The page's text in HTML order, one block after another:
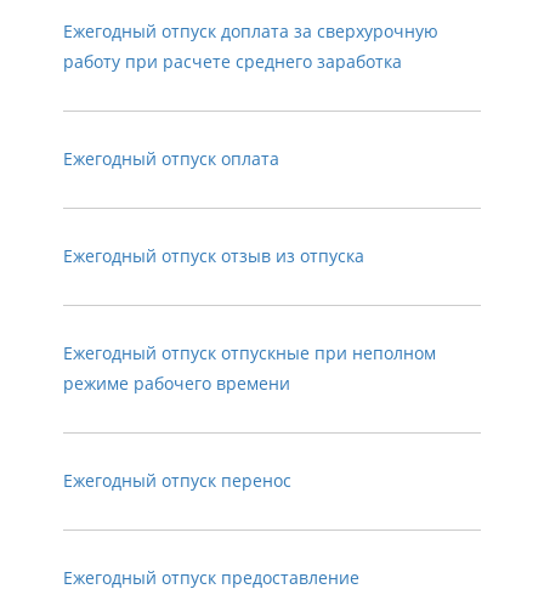
Ежегодный отпуск доплата за сверхурочную
работу при расчете среднего заработка
Ежегодный отпуск оплата
Ежегодный отпуск отзыв из отпуска
Ежегодный отпуск отпускные при неполном
режиме рабочего времени
Ежегодный отпуск перенос
Ежегодный отпуск предоставление